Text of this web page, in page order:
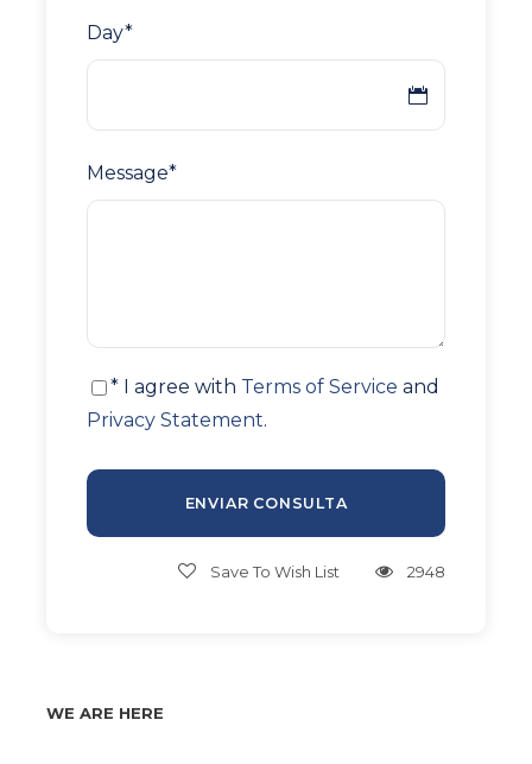
Day*
Message*
* I agree with Terms of Service and
Privacy Statement.
Save To Wish List 2948
WE ARE HERE